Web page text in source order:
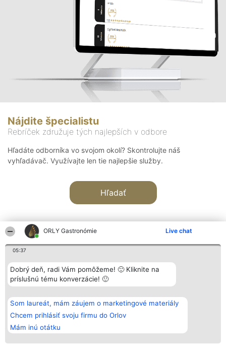
ORLY Gastronómie Live chat
05:37
Dobrý deň, radi Vám pomôžeme! 🙂 Kliknite na
príslušnú tému konverzácie! 🙂
Som laureát, mám záujem o marketingové materiály
Chcem prihlásiť svoju firmu do Orlov
Mám inú otátku
Nájdite špecialistu
Rebríček združuje tých najlepších v odbore
Hľadáte odborníka vo svojom okolí? Skontrolujte náš
vyhľadávač. Využívajte len tie najlepšie služby.
Hľadať
Organizátor hodnotenia
Bright Side Solutions sp. z o.
o. sp. k.
Wrocław 50-079
KRS 0000749100 | Regon
381313360 | NIP 8943132676
+48 508 492 400
Hodnotenie
Laureáti
Lista
Laureatów
Podmienky
Obchodné
podmienky
ochrany
Kontakt
Kontakt